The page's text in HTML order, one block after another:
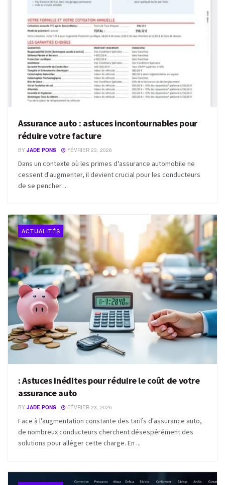
Assurance auto : astuces incontournables pour
réduire votre facture
BY JADE PONS FÉVRIER 23, 2026
Dans un contexte où les primes d'assurance automobile ne
cessent d'augmenter, il devient crucial pour les conducteurs
de se pencher ...
ACTUALITÉS
: Astuces inédites pour réduire le coût de votre
assurance auto
BY JADE PONS FÉVRIER 23, 2026
Face à l'augmentation constante des tarifs d'assurance auto,
de nombreux conducteurs cherchent désespérément des
solutions pour alléger cette charge. En ...